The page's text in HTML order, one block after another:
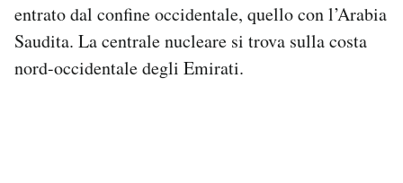
entrato dal confine occidentale, quello con l’Arabia
Saudita. La centrale nucleare si trova sulla costa
nord-occidentale degli Emirati.